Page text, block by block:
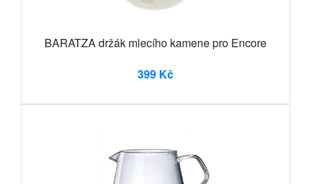
BARATZA držák mlecího kamene pro Encore
399 Kč